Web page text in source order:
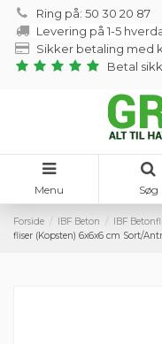
Ring på: 50 30 20 87
Levering på 1-5
Sikker betaling med
Betal
Menu Søg
Forside IBF Beton IBF
fliser (Kopsten) 6x6x6 cm Sort/